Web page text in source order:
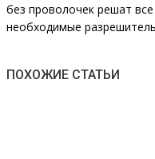
без проволочек решат
необходимые
ПОХОЖИЕ СТАТЬИ